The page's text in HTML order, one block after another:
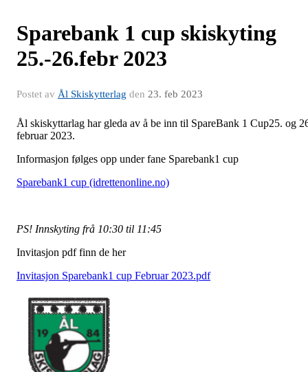
Sparebank 1 cup skiskyting
25.-26.febr 2023
Postet av Ål Skiskytterlag den 23. feb 2023
Ål skiskyttarlag har gleda av å be inn til SpareBank 1 Cup25. og
februar 2023.
Informasjon følges opp under fane Sparebank1 cup
Sparebank1 cup (idrettenonline.no)
PS! Innskyting frå 10:30 til 11:45
Invitasjon pdf finn de her
Invitasjon Sparebank1 cup Februar 2023.pdf